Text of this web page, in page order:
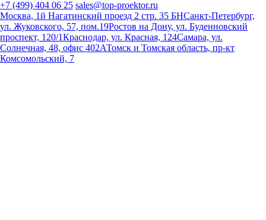
+7 (499) 404 06 25 sales@top-proektor.ru
Москва, 1й Нагатинский проезд 2 стр. 35 БНСанкт-Петербург,
ул. Жуковского, 57, пом.19Ростов на Дону, ул. Буденновский
проспект, 120/1Краснодар, ул. Красная, 124Самара, ул.
Солнечная, 48, офис 402АТомск и Томская область, пр-кт
Комсомольский, 7